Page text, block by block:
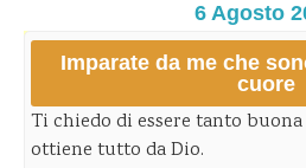
6 Agosto
Imparate da me che
cuore
Ti chiedo di essere tanto
ottiene tutto da Dio.